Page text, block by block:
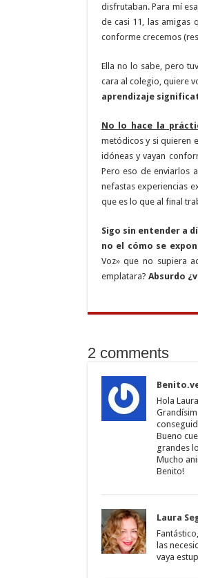
disfrutaban. Para mí
de casi 11, las amigas
conforme crecemos
Ella no lo sabe, pero
cara al colegio, quiere
aprendizaje
No lo hace la
metódicos y si quieren
idóneas y vayan
Pero eso de enviarlos
nefastas experiencias
que es lo que al final
Sigo sin entender a
no el cómo se
Voz» que no supiera
emplatara? Absurdo
2 comments
Hola Laura,
Bueno
grandes
Mucho
Benito!
Laura
las
vaya